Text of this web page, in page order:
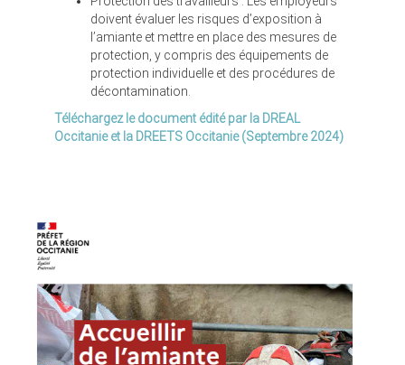
doivent évaluer les risques d’exposition à
l’amiante et mettre en place des mesures de
protection, y compris des équipements de
protection individuelle et des procédures de
décontamination.
Téléchargez le document édité par la DREAL
Occitanie et la DREETS Occitanie (Septembre 2024)